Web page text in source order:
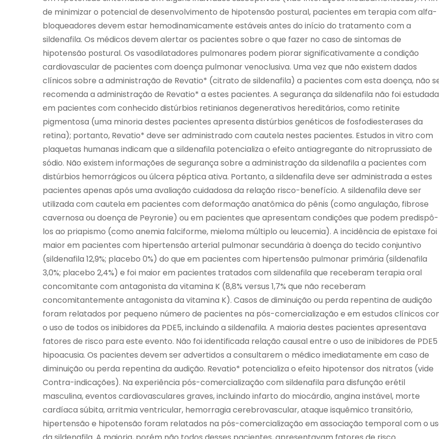
de minimizar o potencial de desenvolvimento de hipotensão postural, pacientes em terapia com alfa-
bloqueadores devem estar hemodinamicamente estáveis antes do início do tratamento com a
sildenafila. Os médicos devem alertar os pacientes sobre o que fazer no caso de sintomas de
hipotensão postural. Os vasodilatadores pulmonares podem piorar significativamente a condição
cardiovascular de pacientes com doença pulmonar venoclusiva. Uma vez que não existem dados
clínicos sobre a administração de Revatio* (citrato de sildenafila) a pacientes com esta doença, não
recomenda a administração de Revatio* a estes pacientes. A segurança da sildenafila não foi estudada
em pacientes com conhecido distúrbios retinianos degenerativos hereditários, como retinite
pigmentosa (uma minoria destes pacientes apresenta distúrbios genéticos de fosfodiesterases da
retina); portanto, Revatio* deve ser administrado com cautela nestes pacientes. Estudos in vitro com
plaquetas humanas indicam que a sildenafila potencializa o efeito antiagregante do nitroprussiato de
sódio. Não existem informações de segurança sobre a administração da sildenafila a pacientes com
distúrbios hemorrágicos ou úlcera péptica ativa. Portanto, a sildenafila deve ser administrada a estes
pacientes apenas após uma avaliação cuidadosa da relação risco-benefício. A sildenafila deve ser
utilizada com cautela em pacientes com deformação anatômica do pênis (como angulação, fibrose
cavernosa ou doença de Peyronie) ou em pacientes que apresentam condições que podem predispô-
los ao priapismo (como anemia falciforme, mieloma múltiplo ou leucemia). A incidência de epistaxe foi
maior em pacientes com hipertensão arterial pulmonar secundária à doença do tecido conjuntivo
(sildenafila 12,9%; placebo 0%) do que em pacientes com hipertensão pulmonar primária (sildenafila
3,0%; placebo 2,4%) e foi maior em pacientes tratados com sildenafila que receberam terapia oral
concomitante com antagonista da vitamina K (8,8% versus 1,7% que não receberam
concomitantemente antagonista da vitamina K). Casos de diminuição ou perda repentina de audição
foram relatados por pequeno número de pacientes na pós-comercialização e em estudos clínicos
o uso de todos os inibidores da PDE5, incluindo a sildenafila. A maioria destes pacientes apresentava
fatores de risco para este evento. Não foi identificada relação causal entre o uso de inibidores de PDE5
hipoacusia. Os pacientes devem ser advertidos a consultarem o médico imediatamente em caso de
diminuição ou perda repentina da audição. Revatio* potencializa o efeito hipotensor dos nitratos (vide
Contra-indicações). Na experiência pós-comercialização com sildenafila para disfunção erétil
masculina, eventos cardiovasculares graves, incluindo infarto do miocárdio, angina instável, morte
cardíaca súbita, arritmia ventricular, hemorragia cerebrovascular, ataque isquêmico transitório,
hipertensão e hipotensão foram relatados na pós-comercialização em associação temporal com o